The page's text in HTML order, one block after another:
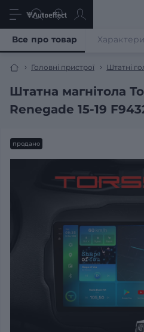
Головні пристрої Штатні
Штатна магнітола
Renegade 15-19
Все про товар
продано